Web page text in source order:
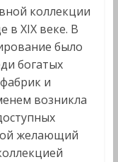
коллекции
в XIX веке. В
было
богатых
и
возникла
желающий